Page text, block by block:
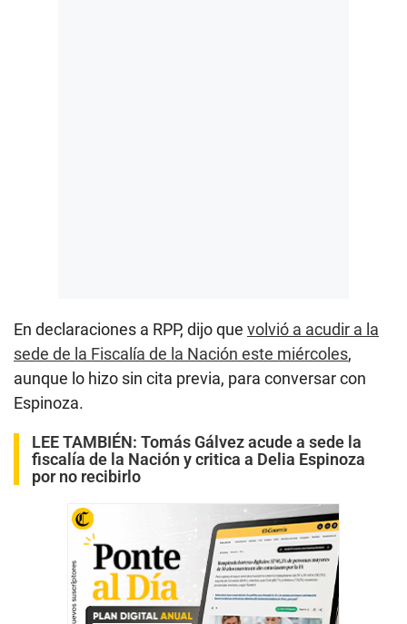
En declaraciones a RPP, dijo que volvió a acudir a la
sede de la Fiscalía de la Nación este miércoles,
aunque lo hizo sin cita previa, para conversar con
Espinoza.
LEE TAMBIÉN: Tomás Gálvez acude a sede la
fiscalía de la Nación y critica a Delia Espinoza
por no recibirlo